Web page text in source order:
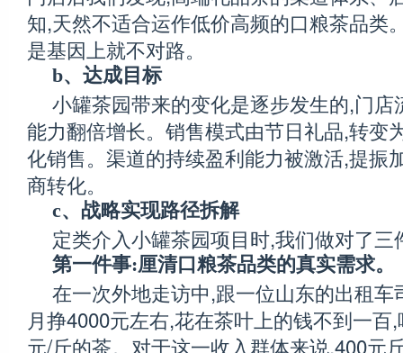
知,天然不适合运作低价高频的口粮茶品类
是基因上就不对路。
b、达成目标
小罐茶园带来的变化是逐步发生的,门
能力翻倍增长。销售模式由节日礼品,转变
化销售。渠道的持续盈利能力被激活,提振
商转化。
c、战略实现路径拆解
定类介入小罐茶园项目时,我们做对了三
第一件事:厘清口粮茶品类的真实需求。
在一次外地走访中,跟一位山东的出租车
月挣4000元左右,花在茶叶上的钱不到一百
元/斤的茶。对于这一收入群体来说,400元